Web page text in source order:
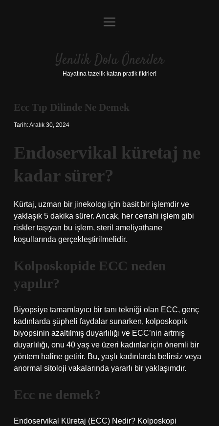
Anasayfa
Yasal Uyarı
menüyü
Yenilik Dolu Öneriler
Hayatına tazelik katan pratik fikirler!
Ecc Tıp Dilinde Ne Demek
Tarih: Aralık 30, 2024
Endoservikal küretaj ne
kadar sürer?
Kürtaj, uzman bir jinekolog için basit bir işlemdir ve
yaklaşık 5 dakika sürer. Ancak, her cerrahi işlem gibi
riskler taşıyan bu işlem, steril ameliyathane
koşullarında gerçekleştirilmelidir.
Kolposkopide ECC neden
yapılır?
Biyopsiye tamamlayıcı bir tanı tekniği olan ECC, genç
kadınlarda şüpheli faydalar sunarken, kolposkopik
biyopsinin azaltılmış duyarlılığı ve ECC’nin artmış
duyarlılığı, onu 40 yaş ve üzeri kadınlar için önemli bir
yöntem haline getirir. Bu, yaşlı kadınlarda belirsiz veya
anormal sitoloji vakalarında yararlı bir yaklaşımdır.
Ecc ne demek?
Endoservikal Küretaj (ECC) Nedir? Kolposkopi